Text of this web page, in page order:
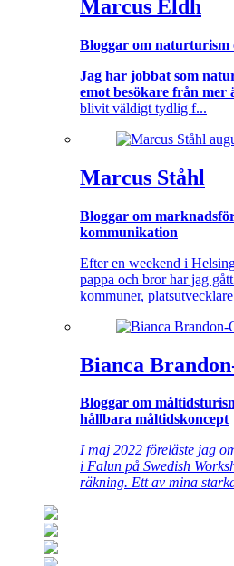
Marcus Eldh
Bloggar om naturturism
Jag har jobbat som
emot besökare från mer
blivit väldigt tydlig f...
Marcus Ståhl
Bloggar om
kommunikation
Efter en weekend i
pappa och bror har jag
kommuner,
Bianca
Bloggar om
hållbara måltidskoncept
I maj 2022 föreläste jag
i Falun på Swedish
räkning. Ett av mina